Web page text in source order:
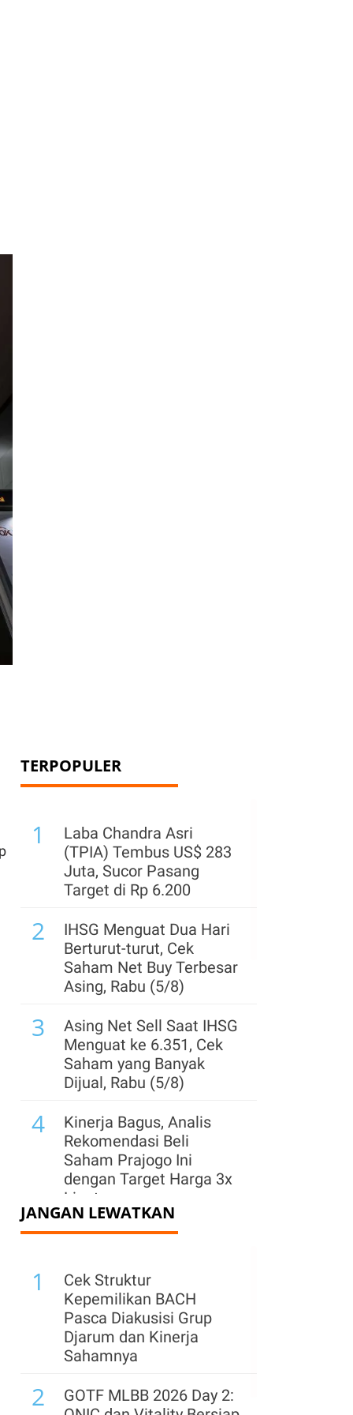
TERPOPULER
1
Laba Chandra Asri
(TPIA) Tembus US$ 283
Juta, Sucor Pasang
Target di Rp 6.200
2
IHSG Menguat Dua Hari
Berturut-turut, Cek
Saham Net Buy Terbesar
Asing, Rabu (5/8)
3
Asing Net Sell Saat IHSG
Menguat ke 6.351, Cek
Saham yang Banyak
Dijual, Rabu (5/8)
4
Kinerja Bagus, Analis
Rekomendasi Beli
Saham Prajogo Ini
dengan Target Harga 3x
Lipat
5
Wall Street Cetak Rekor
Jones Kembali Menguat
Harga Saham Ini Rp 595,
Investor Bisa Terima
Dividen dengan Yield 7%
7
Harga Saham Blue Chip
Ini Bangkit Saat Laporan
JANGAN LEWATKAN
1
Cek Struktur
Kepemilikan BACH
Pasca Diakusisi Grup
Djarum dan Kinerja
Sahamnya
2
GOTF MLBB 2026 Day 2: